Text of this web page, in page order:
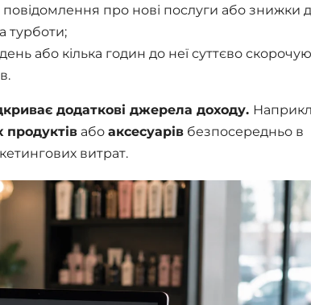
про нові послуги або знижки
турботи;
або кілька годин до неї суттєво
додаткові джерела доходу.
продуктів або аксесуарів безпосередньо в
витрат.